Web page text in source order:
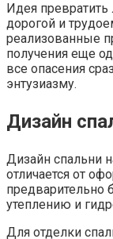
Идея
дорогой и
реализованные
получения еще
все опасения
энтузиазму.
Дизайн
Дизайн спальни
отличается от
утеплению и
Для отделки